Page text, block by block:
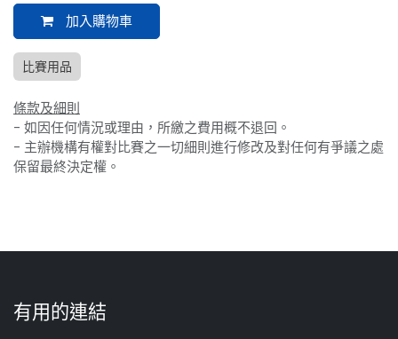
加入購物車
比賽用品
條款及細則
- 如因任何情況或理由，所繳之費用概不退回。
- 主辦機構有權對比賽之一切細則進行修改及對任何有爭議之處
保留最終決定權。
有用的連結